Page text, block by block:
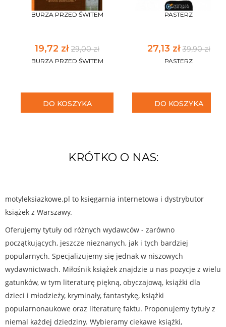
BURZA PRZED ŚWITEM
19,72 zł 29,00 zł
BURZA PRZED ŚWITEM
DO KOSZYKA
PASTERZ
27,13 zł39,90 zł
PASTERZ
DO KOSZYKA
KRÓTKO O NAS:
motyleksiazkowe.pl to księgarnia internetowa i dystrybutor
książek z Warszawy.
Oferujemy tytuły od różnych wydawców - zarówno
początkujących, jeszcze nieznanych, jak i tych bardziej
popularnych. Specjalizujemy się jednak w niszowych
wydawnictwach. Miłośnik książek znajdzie u nas pozycje z wielu
gatunków, w tym literaturę piękną, obyczajową, książki dla
dzieci i młodzieży, kryminały, fantastykę, książki
popularnonaukowe oraz literaturę faktu. Proponujemy tytuły z
niemal każdej dziedziny. Wybieramy ciekawe książki,